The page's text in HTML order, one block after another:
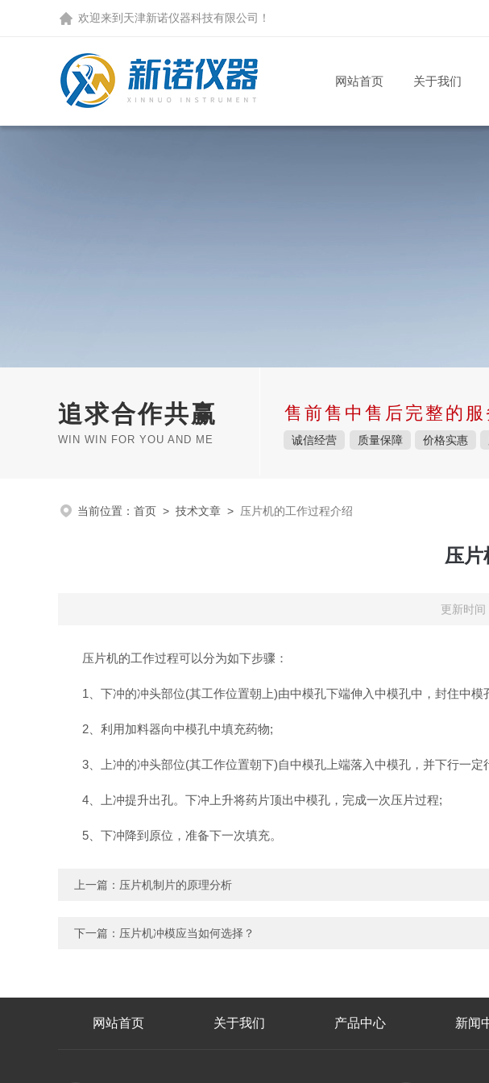
欢迎来到天津新诺仪器科技有限公司！
网站首页 关于我们
追求合作共赢
WIN WIN FOR YOU AND ME
售前售中售后完整的服
诚信经营 质量保障 价格实惠
当前位置： 首页 > 技术文章 > 压片机的工作过程介绍
压片
更新时
压片机的工作过程可以分为如下步骤：
1、下冲的冲头部位(其工作位置朝上)由中模孔下端伸入中模孔中，封住中模
2、利用加料器向中模孔中填充药物;
3、上冲的冲头部位(其工作位置朝下)自中模孔上端落入中模孔，并下行一定
4、上冲提升出孔。下冲上升将药片顶出中模孔，完成一次压片过程;
5、下冲降到原位，准备下一次填充。
上一篇： 压片机制片的原理分析
下一篇： 压片机冲模应当如何选择？
网站首页 关于我们 产品中心 新闻